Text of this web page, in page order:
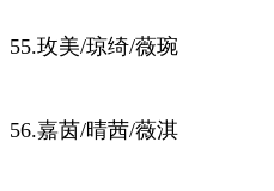
55.玫美/琼绮/薇琬
56.嘉茵/晴茜/薇淇